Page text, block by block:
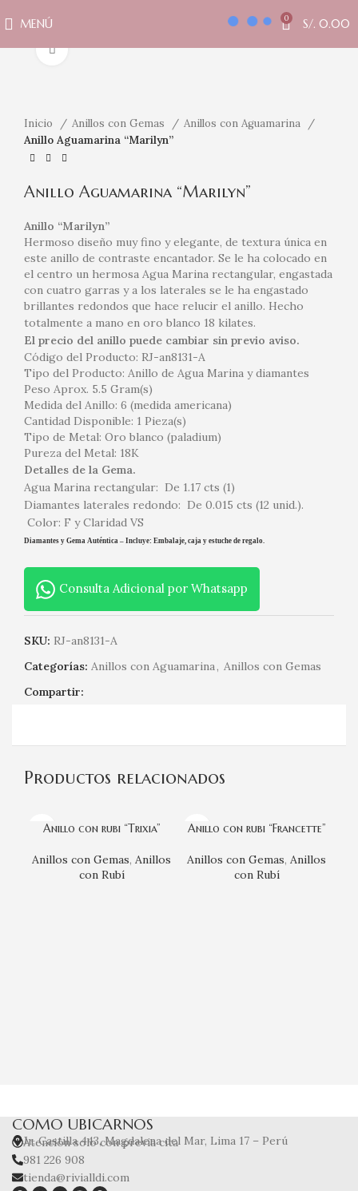
MENÚ 0 S/. 0.00
Clic para ampliar
Inicio Anillos con Gemas
Anillos con Aguamarina
Anillo Aguamarina “Marilyn”
Anillo Aguamarina “Marilyn”
Anillo “Marilyn”
Hermoso diseño muy fino y elegante, de textura única en
este anillo de contraste encantador. Se le ha colocado en
el centro un hermosa Agua Marina rectangular, engastada
con cuatro garras y a los laterales se le ha engastado
brillantes redondos que hace relucir el anillo. Hecho
totalmente a mano en oro blanco 18 kilates.
El precio del anillo puede cambiar sin previo aviso.
Código del Producto: RJ-an8131-A
Tipo del Producto: Anillo de Agua Marina y diamantes
Peso Aprox. 5.5 Gram(s)
Medida del Anillo: 6 (medida americana)
Cantidad Disponible: 1 Pieza(s)
Tipo de Metal: Oro blanco (paladium)
Pureza del Metal: 18K
Detalles de la Gema.
Agua Marina rectangular: De 1.17 cts (1)
Diamantes laterales redondo: De 0.015 cts (12 unid.).
Color: F y Claridad VS
Diamantes y Gema Auténtica – Incluye: Embalaje, caja y estuche de regalo.
Consulta Adicional por Whatsapp
SKU: RJ-an8131-A
Categorías: Anillos con Aguamarina, Anillos con Gemas
Compartir:
Productos relacionados
Anillo con rubi “Trixia”
Anillos con Gemas, Anillos
con Rubí
Anillo con rubi “Francette”
Anillos con Gemas, Anillos
con Rubí
COMO UBICARNOS
Jr. Castilla 443, Magdalena del Mar, Lima 17 – Perú
Atención solo con previa cita
981 226 908
tienda@rivialldi.com